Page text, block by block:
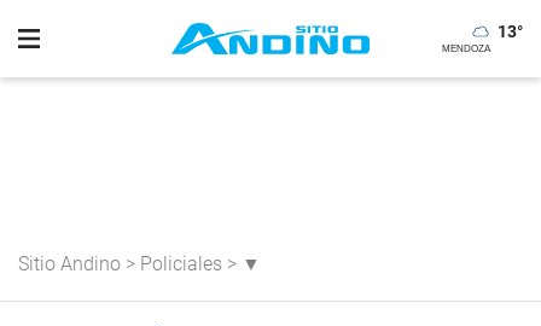
13°
Sitio Andino > Policiales > ▼